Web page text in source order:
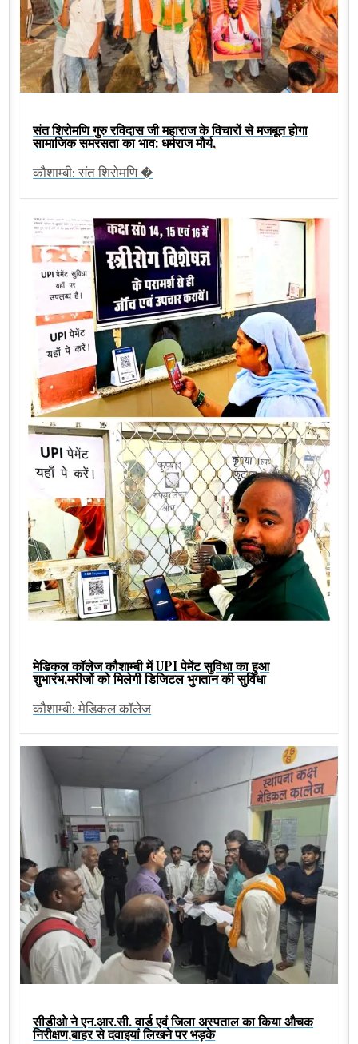
संत शिरोमणि गुरु रविदास जी महाराज के विचारों से मजबूत होगा
सामाजिक समरसता का भाव: धर्मराज मौर्य,
कौशाम्बी: संत शिरोमणि �
मेडिकल कॉलेज कौशाम्बी में UPI पेमेंट सुविधा का हुआ
शुभारंभ,मरीजों को मिलेगी डिजिटल भुगतान की सुविधा
कौशाम्बी: मेडिकल कॉलेज
सीडीओ ने एन.आर.सी. वार्ड एवं जिला अस्पताल का किया औचक
निरीक्षण,बाहर से दवाइयां लिखने पर भड़के